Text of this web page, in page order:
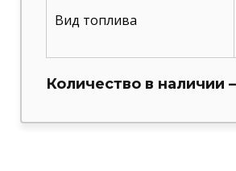
Вид топлива
Количество в наличии